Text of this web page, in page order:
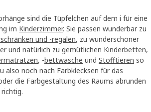
sind die Tüpfelchen auf dem i für eine
im Kinderzimmer. Sie passen wunderbar zu
und -regalen, zu wunderschöner
und natürlich zu gemütlichen Kinderbetten,
, -bettwäsche und Stofftieren so
also noch nach Farbklecksen für das
die Farbgestaltung des Raums abrunden